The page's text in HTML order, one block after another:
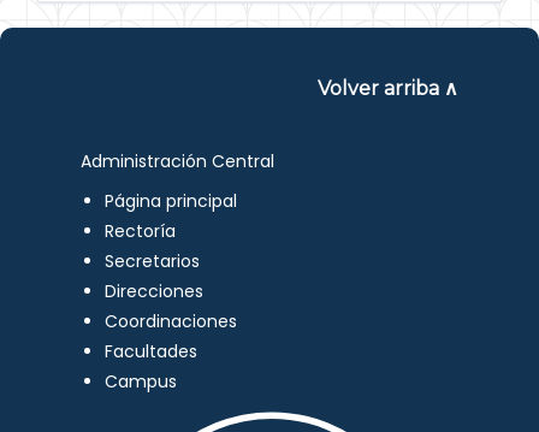
Volver arriba ∧
Administración Central
Página principal
Rectoría
Secretarios
Direcciones
Coordinaciones
Facultades
Campus